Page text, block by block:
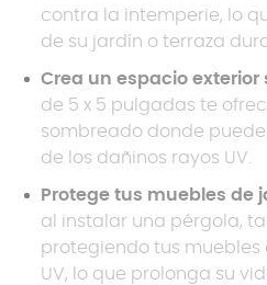
contra la intemperie, lo
de su jardín o terraza
Crea un espacio exterior
de 5 x 5 pulgadas te
sombreado donde
de los dañinos rayos UV.
Protege tus muebles de
al instalar una pérgola,
protegiendo tus muebles
UV, lo que prolonga su